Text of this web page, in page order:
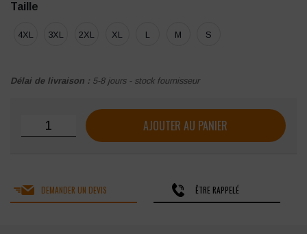
Taille
4XL 3XL 2XL XL L M S
Délai de livraison : 5-8 jours - stock fournisseur
quantité de Veste industrie Molinel Invict 5S+
AJOUTER AU PANIER
DEMANDER UN DEVIS ÊTRE RAPPELÉ